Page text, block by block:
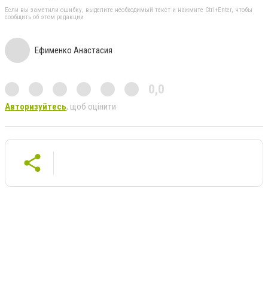
Если вы заметили ошибку, выделите необходимый текст и нажмите Ctrl+Enter, чтобы
сообщить об этом редакции
Ефименко Анастасия
0,0
Авторизуйтесь, щоб оцінити